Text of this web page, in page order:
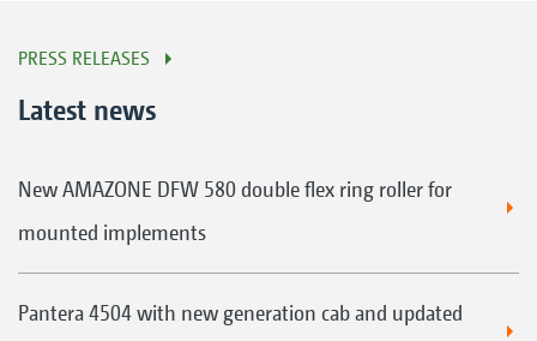
PRESS RELEASES
Latest news
New AMAZONE DFW 580 double flex ring roller for
mounted implements
Pantera 4504 with new generation cab and updated